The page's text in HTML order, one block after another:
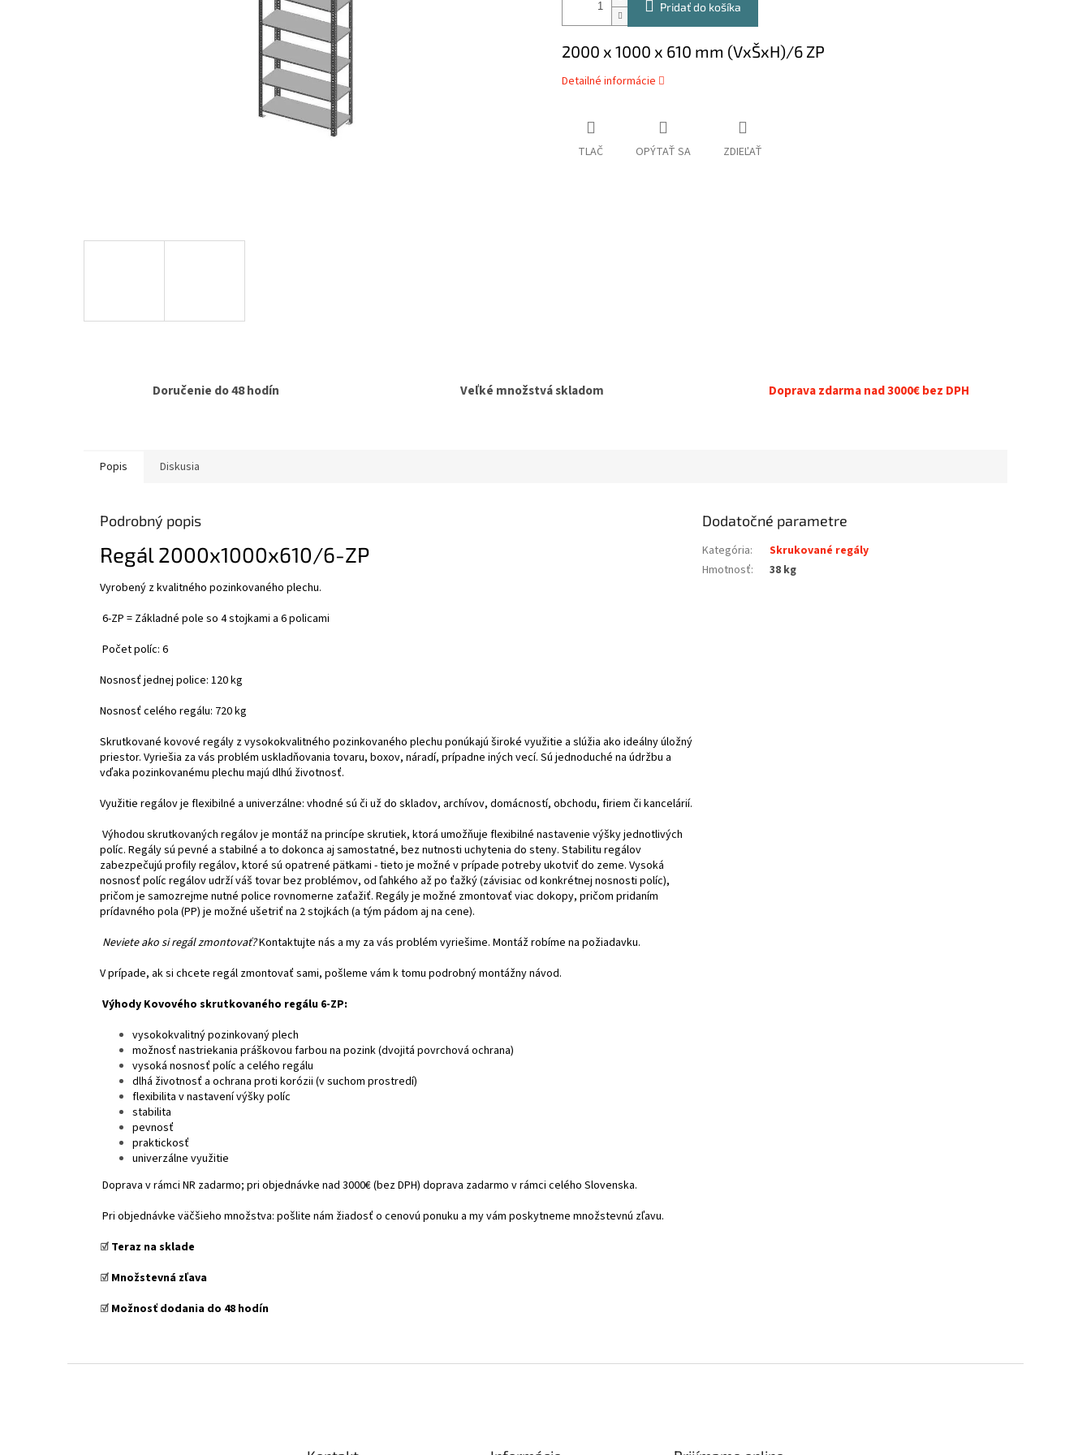
Pridať do košíka
2000 x 1000 x 610 mm (VxŠxH)/6 ZP
Detailné informácie
TLAČ OPÝTAŤ SA ZDIEĽAŤ
Doručenie do 48 hodín Veľké množstvá skladom Doprava zdarma nad 3000€ bez DPH
Popis Diskusia
Podrobný popis
Regál 2000x1000x610/6-ZP
Vyrobený z kvalitného pozinkovaného plechu.
6-ZP = Základné pole so 4 stojkami a 6 policami
Počet políc: 6
Nosnosť jednej police: 120 kg
Nosnosť celého regálu: 720 kg
Skrutkované kovové regály z vysokokvalitného pozinkovaného plechu ponúkajú široké využitie a slúžia ako ideálny úložný
priestor. Vyriešia za vás problém uskladňovania tovaru, boxov, náradí, prípadne iných vecí. Sú jednoduché na údržbu a
vďaka pozinkovanému plechu majú dlhú životnosť.
Využitie regálov je flexibilné a univerzálne: vhodné sú či už do skladov, archívov, domácností, obchodu, firiem či kancelárií.
Výhodou skrutkovaných regálov je montáž na princípe skrutiek, ktorá umožňuje flexibilné nastavenie výšky jednotlivých
políc. Regály sú pevné a stabilné a to dokonca aj samostatné, bez nutnosti uchytenia do steny. Stabilitu regálov
zabezpečujú profily regálov, ktoré sú opatrené pätkami - tieto je možné v prípade potreby ukotviť do zeme. Vysoká
nosnosť políc regálov udrží váš tovar bez problémov, od ľahkého až po ťažký (závisiac od konkrétnej nosnosti políc),
pričom je samozrejme nutné police rovnomerne zaťažiť. Regály je možné zmontovať viac dokopy, pričom pridaním
prídavného pola (PP) je možné ušetriť na 2 stojkách (a tým pádom aj na cene).
Neviete ako si regál zmontovať?Kontaktujte nás a my za vás problém vyriešime. Montáž robíme na požiadavku.
V prípade, ak si chcete regál zmontovať sami, pošleme vám k tomu podrobný montážny návod.
Výhody Kovového skrutkovaného regálu 6-ZP:
vysokokvalitný pozinkovaný plech
možnosť nastriekania práškovou farbou na pozink (dvojitá povrchová ochrana)
vysoká nosnosť políc a celého regálu
dlhá životnosť a ochrana proti korózii (v suchom prostredí)
flexibilita v nastavení výšky políc
stabilita
pevnosť
praktickosť
univerzálne využitie
Doprava v rámci NR zadarmo; pri objednávke nad 3000€ (bez DPH) doprava zadarmo v rámci celého Slovenska.
Pri objednávke väčšieho množstva: pošlite nám žiadosť o cenovú ponuku a my vám poskytneme množstevnú zľavu.
☑️ Teraz na sklade
☑️ Množstevná zľava
☑️ Možnosť dodania do 48 hodín
Dodatočné parametre
Kategória:
Skrukované regály
Hmotnosť: 38 kg